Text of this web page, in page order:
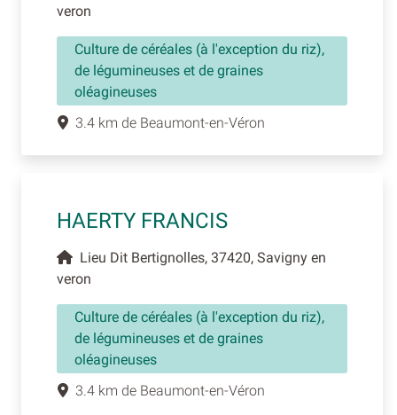
veron
Culture de céréales (à l'exception du riz),
de légumineuses et de graines
oléagineuses
3.4 km de Beaumont-en-Véron
HAERTY FRANCIS
Lieu Dit Bertignolles, 37420, Savigny en
veron
Culture de céréales (à l'exception du riz),
de légumineuses et de graines
oléagineuses
3.4 km de Beaumont-en-Véron